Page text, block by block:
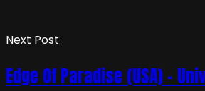
Next Post
Edge Of Paradise (USA) –